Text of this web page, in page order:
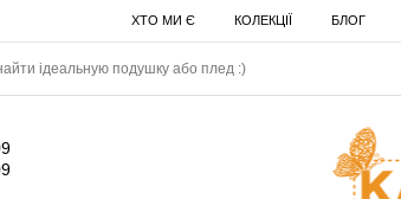
ХТО МИ Є КОЛЕКЦІЇ БЛОГ